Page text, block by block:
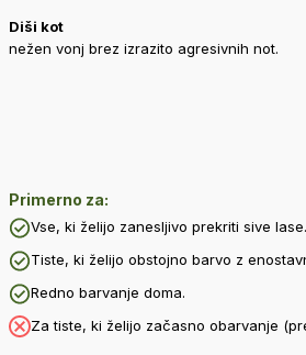
Diši kot
nežen vonj brez izrazito agresivnih not.
Primerno za:
Vse, ki želijo zanesljivo prekriti sive lase.
Tiste, ki želijo obstojno barvo z
Redno barvanje doma.
Za tiste, ki želijo začasno obarvanje